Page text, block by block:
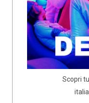
Scopri